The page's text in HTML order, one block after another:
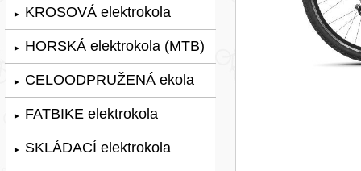
► KROSOVÁ elektrokola
► HORSKÁ elektrokola (MTB)
► CELOODPRUŽENÁ ekola
► FATBIKE elektrokola
► SKLÁDACÍ elektrokola